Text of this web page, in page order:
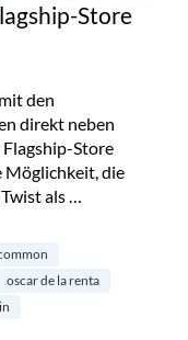
Store
den
direkt neben
Store
Möglichkeit, die
als …
in München“
oscar de la renta